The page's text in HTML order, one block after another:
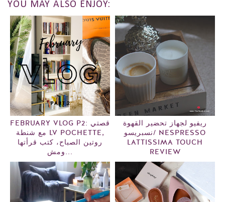
YOU MAY ALSO ENJOY:
FEBRUARY VLOG P2: قصتي
مع شنطة LV POCHETTE,
روتين الصباح، كتب قرأتها
ومش...
ريفيو لجهاز تحضير القهوة
نسبريسو/ NESPRESSO
LATTISSIMA TOUCH
REVIEW